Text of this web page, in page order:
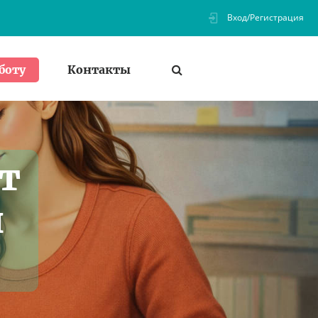
Вход/Регистрация
Контакты